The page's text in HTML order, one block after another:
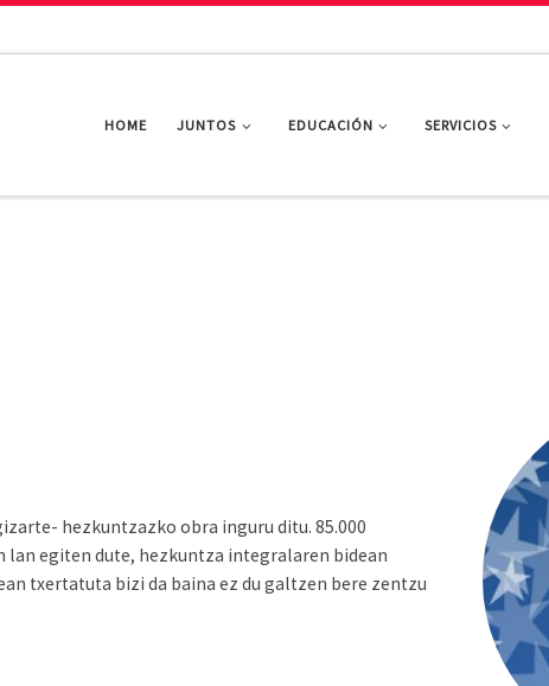
HOME JUNTOS EDUCACIÓN SERVICIOS
hezkuntzazko obra inguru ditu. 85.000
egiten dute, hezkuntza integralaren bidean
txertatuta bizi da baina ez du galtzen bere zentzu